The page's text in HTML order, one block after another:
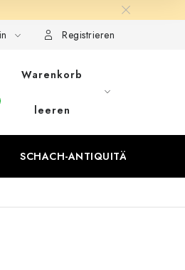
Registrieren
Warenkorb
leeren
SCHACH-ANTIQUITÄTENLADEN